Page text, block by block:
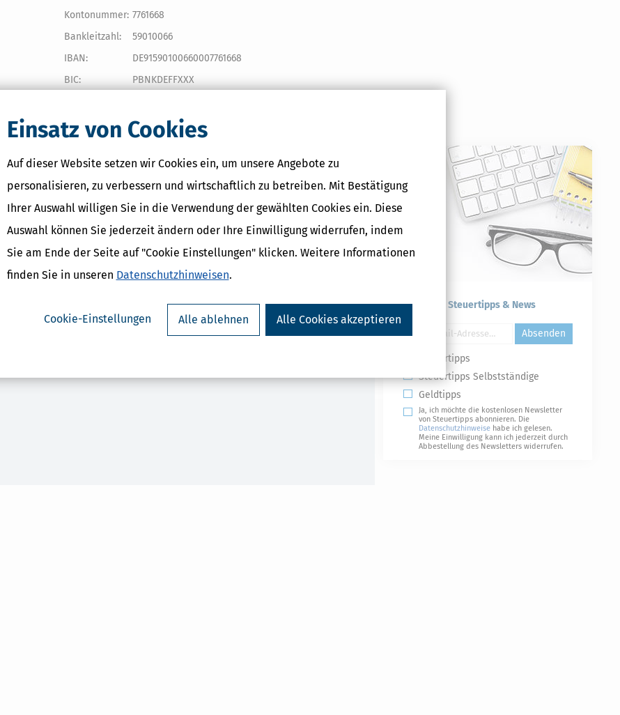
Einsatz von Cookies
Auf dieser Website setzen wir Cookies ein, um unsere Angebote zu
personalisieren, zu verbessern und wirtschaftlich zu betreiben. Mit Bestätigung
Ihrer Auswahl willigen Sie in die Verwendung der gewählten Cookies ein. Diese
Auswahl können Sie jederzeit ändern oder Ihre Einwilligung widerrufen, indem
Sie am Ende der Seite auf "Cookie Einstellungen" klicken. Weitere Informationen
finden Sie in unseren Datenschutzhinweisen.
Cookie-Einstellungen Alle ablehnen Alle Cookies akzeptieren
Kontonummer: 7761668
Bankleitzahl:
59010066
IBAN:
DE91590100660007761668
BIC:
PBNKDEFFXXX
Steuer (Steuerjahr 2025)
ab 15,99 €
SteuerSparErklärung plus (Steuerjahr
2025) - gewerbliche Lizenz
Kostenlose Steuertipps & News
Absenden
Steuertipps
Steuertipps Selbstständige
Geldtipps
Ja, ich möchte die kostenlosen Newsletter
von Steuertipps abonnieren. Die
Datenschutzhinweise habe ich gelesen.
Meine Einwilligung kann ich jederzeit durch
Abbestellung des Newsletters widerrufen.